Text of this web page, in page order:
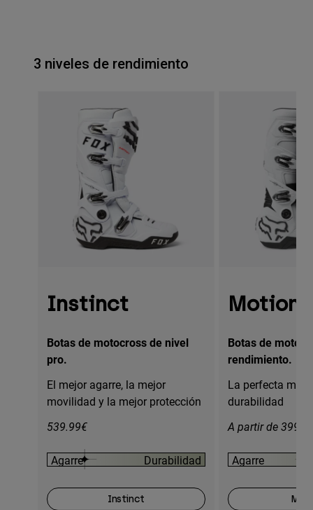
3 niveles de rendimiento
Instinct
Botas de motocross de nivel
pro.
El mejor agarre, la mejor
movilidad y la mejor protección
539.99€
Agarre Durabilidad
Instinct
Motion
Botas de
rendimiento.
La perfecta
durabilidad
A partir de
Agarre